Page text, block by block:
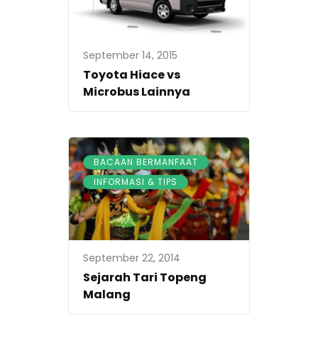
September 14, 2015
Toyota Hiace vs
Microbus Lainnya
BACAAN BERMANFAAT ,
INFORMASI & TIPS
September 22, 2014
Sejarah Tari Topeng
Malang